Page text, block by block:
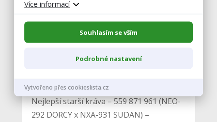
Nejlepší prvotelka – 572 685 931 Rolnická
čiperka (NEO-325 MINCIO x NXA-887
JORDAN) – Zemědělská farma Rolnička
Nejlepší starší kráva – 559 871 961 (NEO-
292 DORCY x NXA-931 SUDAN) –
Více informací
Souhlasím se vším
Podrobné nastavení
Vytvořeno přes cookieslista.cz